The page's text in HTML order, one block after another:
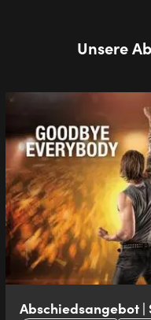
Unsere
Abschiedsangebot